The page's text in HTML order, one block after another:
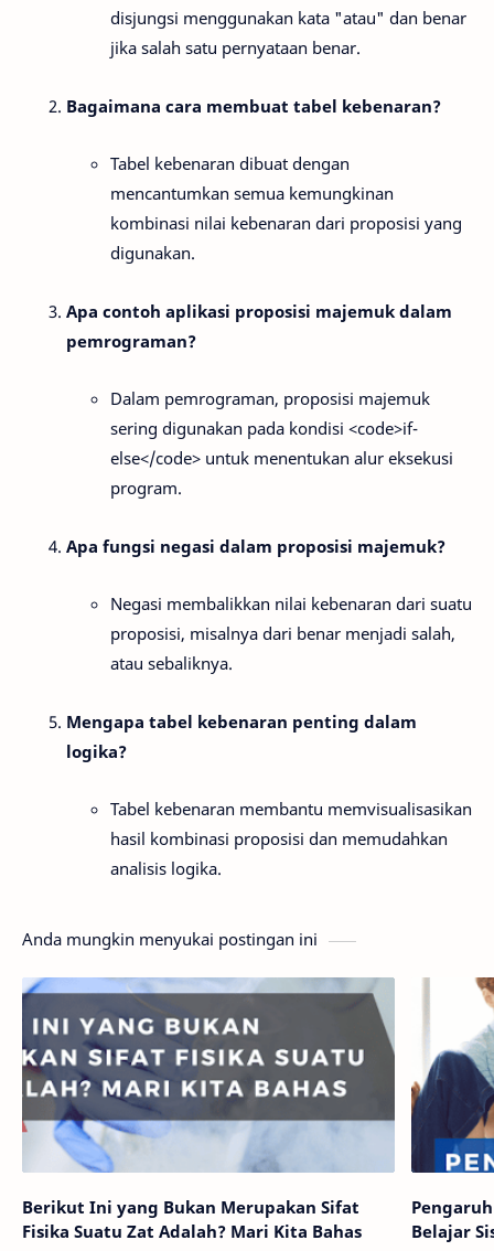
disjungsi menggunakan kata "atau" dan benar
jika salah satu pernyataan benar.
Bagaimana cara membuat tabel kebenaran?
Tabel kebenaran dibuat dengan
mencantumkan semua kemungkinan
kombinasi nilai kebenaran dari proposisi yang
digunakan.
Apa contoh aplikasi proposisi majemuk dalam
pemrograman?
Dalam pemrograman, proposisi majemuk
sering digunakan pada kondisi <code>if-
else</code> untuk menentukan alur eksekusi
program.
Apa fungsi negasi dalam proposisi majemuk?
Negasi membalikkan nilai kebenaran dari suatu
proposisi, misalnya dari benar menjadi salah,
atau sebaliknya.
Mengapa tabel kebenaran penting dalam
logika?
Tabel kebenaran membantu memvisualisasikan
hasil kombinasi proposisi dan memudahkan
analisis logika.
Anda mungkin menyukai postingan ini
Berikut Ini yang Bukan Merupakan Sifat
Fisika Suatu Zat Adalah? Mari Kita Bahas
Belajar